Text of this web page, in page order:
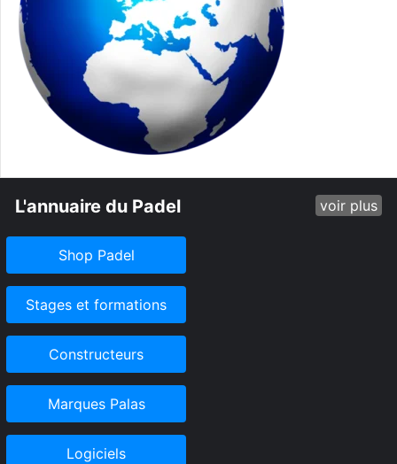
L'annuaire du Padel voir plus
Shop Padel
Stages et formations
Constructeurs
Marques Palas
Logiciels